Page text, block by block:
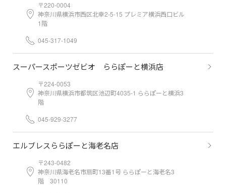
〒220-0004
神奈川県横浜市西区北幸2-5-15 プレミア横浜西口ビル
1階
045-317-1049
スーパースポーツゼビオ ららぽーと横浜店
〒224-0053
神奈川県横浜市都筑区池辺町4035-1 ららぽーと横浜3
階
045-929-3277
エルブレスららぽーと海老名店
〒243-0482
神奈川県海老名市扇町13番1号 ららぽーと海老名3
階 30110